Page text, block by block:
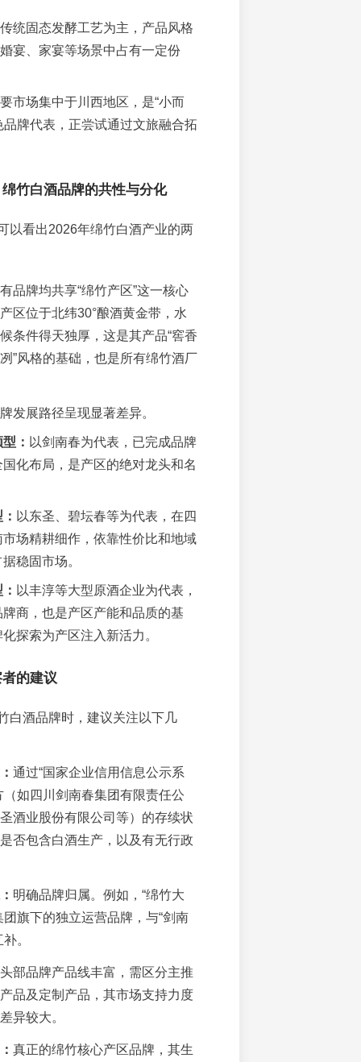
统固态发酵工艺为主，产品风格
宴、家宴等场景中占有一定份
市场集中于川西地区，是“小而
品牌代表，正尝试通过文旅融合拓
竹白酒品牌的共性与分化
以看出2026年绵竹白酒产业的两
品牌均共享“绵竹产区”这一核心
区位于北纬30°酿酒黄金带，水
条件得天独厚，这是其产品“窖香
”风格的基础，也是所有绵竹酒厂
发展路径呈现显著差异。
： 以剑南春为代表，已完成品牌
化布局，是产区的绝对龙头和名
以东圣、碧坛春等为代表，在四
场精耕细作，依靠性价比和地域
稳固市场。
以丰淳等大型原酒企业为代表，
商，也是产区产能和品质的基
探索为产区注入新活力。
的建议
白酒品牌时，建议关注以下几
通过“国家企业信用信息公示系
（如四川剑南春集团有限责任公
酒业股份有限公司等）的存续状
否包含白酒生产，以及有无行政
明确品牌归属。例如，“绵竹大
团旗下的独立运营品牌，与“剑南
。
头部品牌产品线丰富，需区分主推
品及定制产品，其市场支持力度
异较大。
真正的绵竹核心产区品牌，其生